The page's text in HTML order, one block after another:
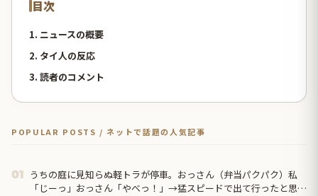
目次
1. ニュースの概要
2. タイ人の反応
3. 読者のコメント
POPULAR POSTS / ネットで話題の人気記事
01
うちの庭に見知らぬ軽トラが停車。おっさん（弁当パクパク）私
「じーっ」おっさん「やべっ！」→猛スピードで出て行ったと思っ